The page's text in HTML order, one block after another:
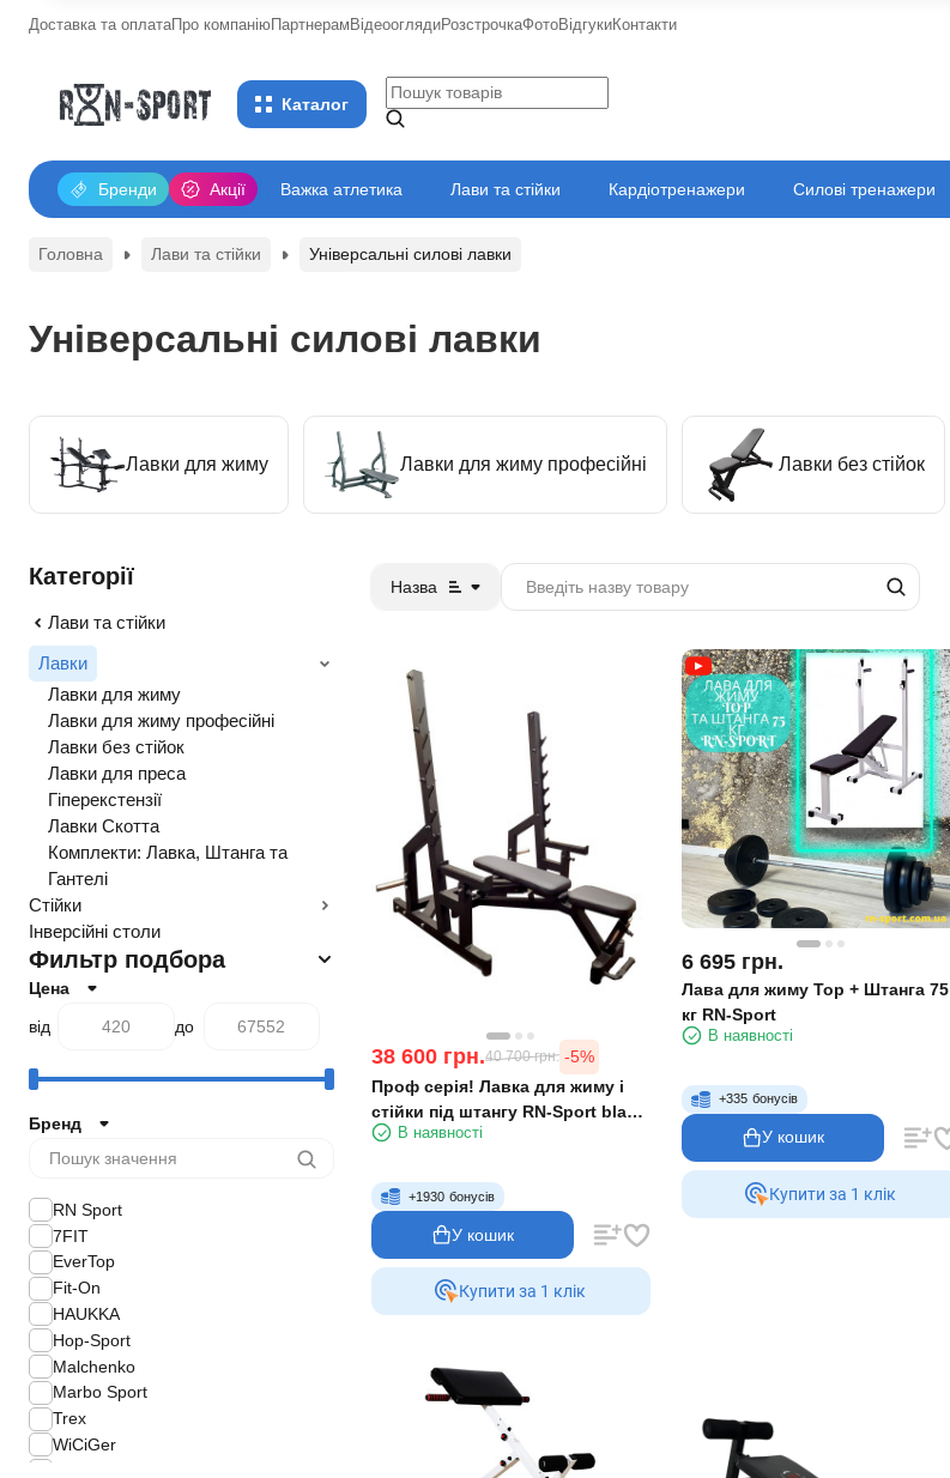
Доставка та оплатаПро компаніюПартнерамВідеооглядиРозстрочкаФотоВідгукиКонтакти
Каталог
Акції
Бренди Важка атлетика Лави та стійки Кардіотренажери Силові тренажери
Головна Лави та стійки Універсальні силові лавки
Універсальні силові лавки
Лавки для жиму Лавки для жиму професійні Лавки без стійок
Назва
38 600 грн.40 700 грн. -5%
Проф серія! Лавка для жиму і
стійки під штангу RN-Sport black
rockВ наявності
+1930 бонусів
У кошик
Купити за 1 клiк
6 695 грн.
Лава для жиму Top + Штанга 75
кг RN-Sport
В наявності
+335 бонусів
У кошик
Купити за 1 клiк
Категорії
Лави та стійки
Лавки
Лавки для жиму
Лавки для жиму професійні
Лавки без стійок
Лавки для преса
Гіперекстензії
Лавки Скотта
Комплекти: Лавка, Штанга та
Гантелі
Стійки
Інверсійні столи
Фильтр подбора
Цена
від
до
Бренд
RN Sport
7FIT
EverTop
Fit-On
HAUKKA
Hop-Sport
Malchenko
Marbo Sport
Trex
WiCiGer